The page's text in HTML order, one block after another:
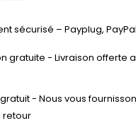
sécurisé – Payplug,
gratuite - Livraison offerte
- Nous vous
retour